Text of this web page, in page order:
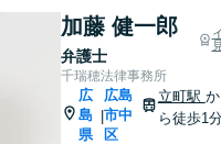
加藤 健一郎
弁護士
千瑞穂法律事務所
広
島
県
|
広島
市中
区
立町駅 か
ら徒歩1